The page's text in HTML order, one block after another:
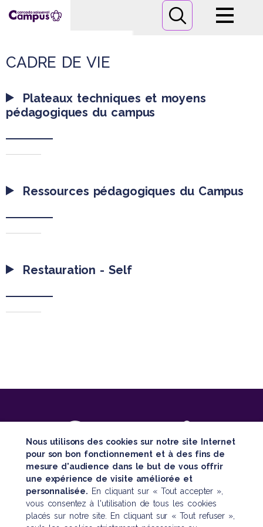
Informations pratiques
Nous contacter
CADRE DE VIE
Plateaux techniques et moyens
pédagogiques du campus
Ressources pédagogiques du Campus
Restauration - Self
SUIVEZ TOUTE NOTRE ACTUALITÉ
Nous utilisons des cookies sur notre site Internet
pour son bon fonctionnement et à des fins de
mesure d'audience dans le but de vous offrir
une expérience de visite améliorée et
personnalisée. En cliquant sur « Tout accepter »,
vous consentez à l'utilisation de tous les cookies
placés sur notre site. En cliquant sur « Tout refuser »,